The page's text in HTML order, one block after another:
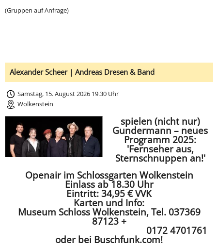
(Gruppen auf Anfrage)
Alexander Scheer | Andreas Dresen & Band
Samstag, 15. August 2026 19.30 Uhr
Wolkenstein
spielen (nicht nur)
Gundermann – neues
Programm 2025:
'Fernseher aus,
Sternschnuppen an!'
Openair im Schlossgarten Wolkenstein
Einlass ab 18.30 Uhr
Eintritt: 34,95 € VVK
Karten und Info:
Museum Schloss Wolkenstein, Tel. 037369
87123 +
0172 4701761
oder bei Buschfunk.com!